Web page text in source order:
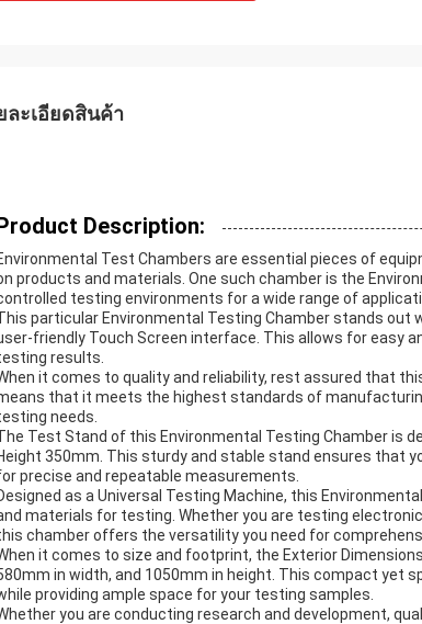
ละเอียดสินค้า
Description:
Test Chambers are essential pieces of
products and materials. One such chamber is the
testing environments for a wide range of
particular Environmental Testing Chamber stands
friendly Touch Screen interface. This allows for easy
results.
it comes to quality and reliability, rest assured that
that it meets the highest standards of
needs.
Test Stand of this Environmental Testing Chamber is
350mm. This sturdy and stable stand ensures that
precise and repeatable measurements.
as a Universal Testing Machine, this
materials for testing. Whether you are testing
chamber offers the versatility you need for
it comes to size and footprint, the Exterior
in width, and 1050mm in height. This compact yet
providing ample space for your testing samples.
you are conducting research and development,